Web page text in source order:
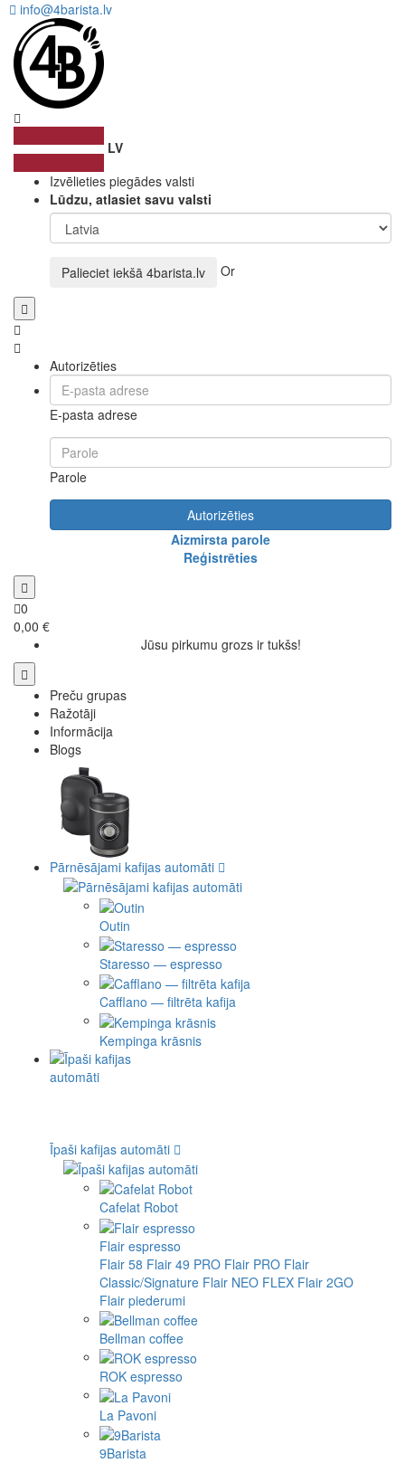
info@4barista.lv
LV
Izvēlieties piegādes valsti
Lūdzu, atlasiet savu valsti
Palieciet iekšā 4barista.lv Or
Autorizēties
E-pasta adrese
Parole
Autorizēties
Aizmirsta parole
Reģistrēties
0
0,00 €
Jūsu pirkumu grozs ir tukšs!
Preču grupas
Ražotāji
Informācija
Blogs
Pārnēsājami kafijas automāti
Outin
Staresso — espresso
Cafflano — filtrēta kafija
Kempinga krāsnis
Īpaši kafijas automāti
Cafelat Robot
Flair espresso
Flair 58 Flair 49 PRO Flair PRO Flair
Classic/Signature Flair NEO FLEX Flair 2GO
Flair piederumi
Bellman coffee
ROK espresso
La Pavoni
9Barista